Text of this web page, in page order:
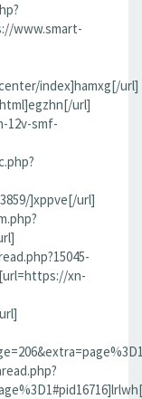
www.smart-
index]hamxg[/url]
url]
12v-smf-
]xppve[/url]
xn-